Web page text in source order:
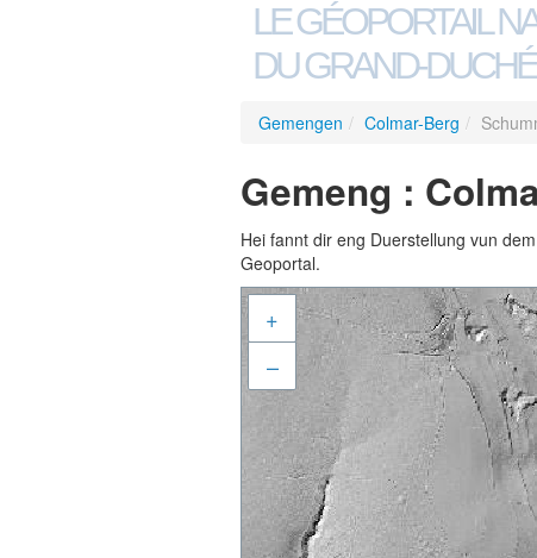
LE GÉOPORTAIL
DU GRAND-
Gemengen / Colmar-Berg /
Gemeng :
Hei fannt dir eng Duerstellung vun
Geoportal.
+
–